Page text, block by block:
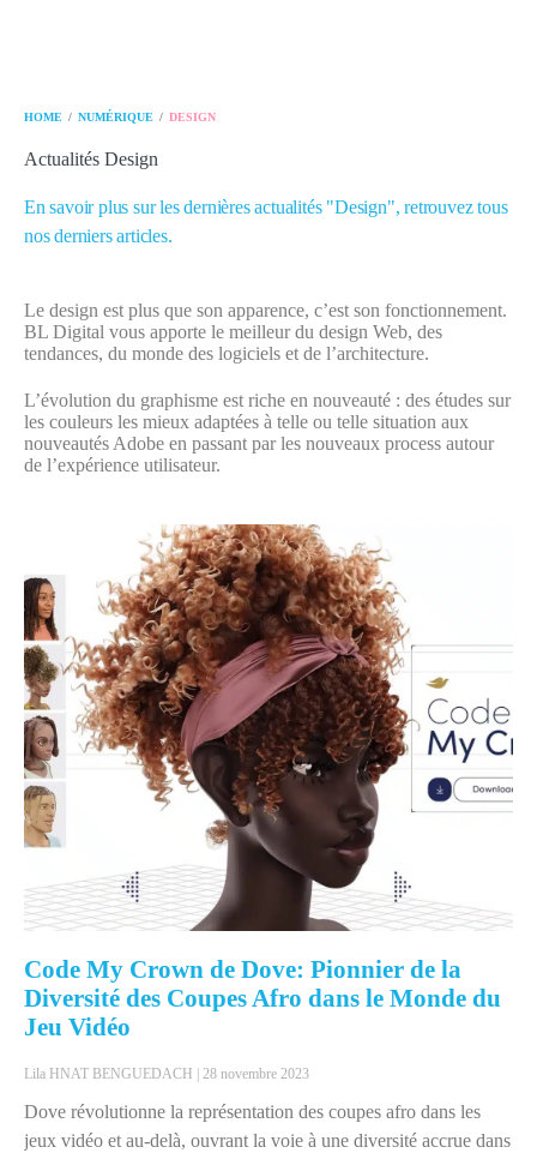
HOME / NUMÉRIQUE / DESIGN
Actualités Design
En savoir plus sur les dernières actualités "Design", retrouvez tous
nos derniers articles.
Le design est plus que son apparence, c’est son fonctionnement.
BL Digital vous apporte le meilleur du design Web, des
tendances, du monde des logiciels et de l’architecture.
L’évolution du graphisme est riche en nouveauté : des études sur
les couleurs les mieux adaptées à telle ou telle situation aux
nouveautés Adobe en passant par les nouveaux process autour
de l’expérience utilisateur.
Code My Crown de Dove: Pionnier de la
Diversité des Coupes Afro dans le Monde du
Jeu Vidéo
Lila HNAT BENGUEDACH 28 novembre 2023
Dove révolutionne la représentation des coupes afro dans les
jeux vidéo et au-delà, ouvrant la voie à une diversité accrue dans